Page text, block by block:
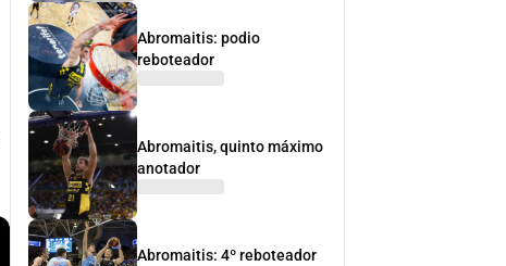
Abromaitis: podio
reboteador
Abromaitis, quinto máximo
anotador
Abromaitis: 4º reboteador